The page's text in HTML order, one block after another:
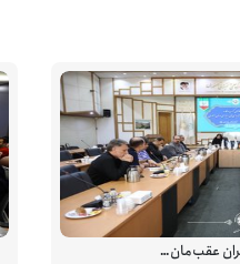
عقب‌مان…